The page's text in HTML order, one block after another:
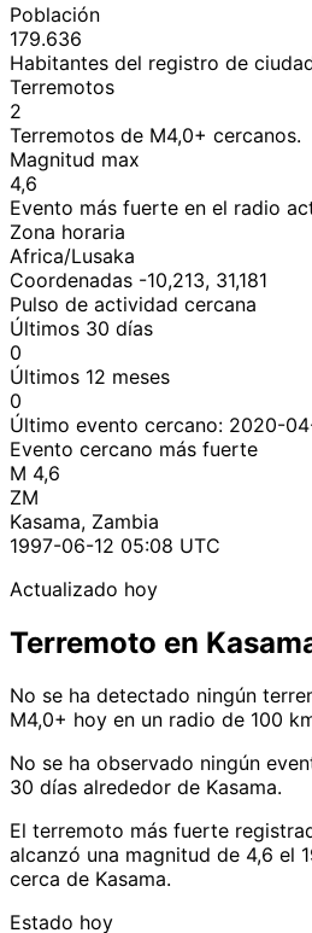
Población
179.636
Habitantes del registro de
Terremotos
2
Terremotos de M4,0+ cercanos.
Magnitud max
4,6
Evento más fuerte en el radio
Zona horaria
Africa/Lusaka
Coordenadas -10,213, 31,181
Pulso de actividad cercana
Últimos 30 días
0
Últimos 12 meses
0
Último evento cercano: 2020-
Evento cercano más fuerte
M 4,6
ZM
Kasama, Zambia
1997-06-12 05:08 UTC
Actualizado hoy
Terremoto en
No se ha detectado ningún
M4,0+ hoy en un radio de 100
No se ha observado ningún
30 días alrededor de Kasama.
El terremoto más fuerte
alcanzó una magnitud de 4,6 el
cerca de Kasama.
Estado hoy